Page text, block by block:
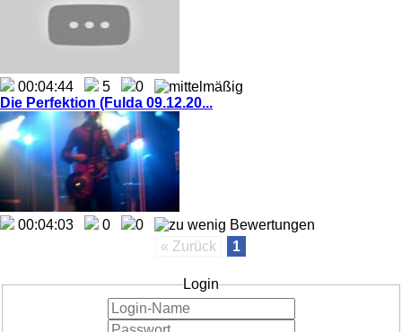
00:04:44 5
0
Die Perfektion (Fulda 09.12.20...
00:04:03 0
0
« Zurück
1
Login